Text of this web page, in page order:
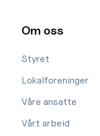
Om oss
Styret
Lokalforeninger
Våre ansatte
Vårt arbeid